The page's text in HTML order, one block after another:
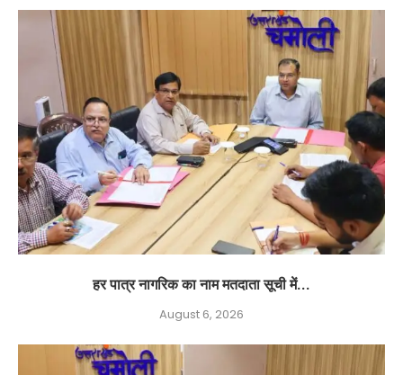
हर पात्र नागरिक का नाम मतदाता सूची में...
August 6, 2026